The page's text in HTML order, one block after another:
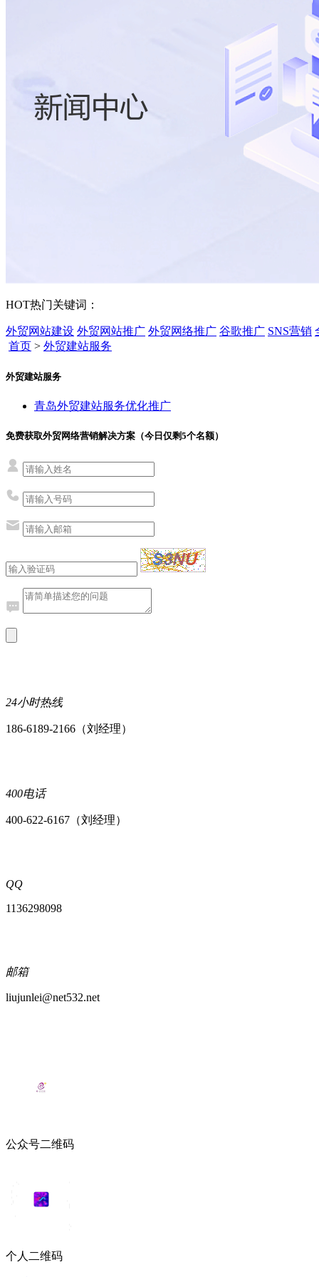
HOT热门关键词：
外贸网站建设 外贸网站推广 外贸网络推广 谷歌推广 SNS营销
首页 > 外贸建站服务
外贸建站服务
青岛外贸建站服务优化推广
免费获取外贸网络营销解决方案（今日仅剩5个名额）
24小时热线
186-6189-2166（刘经理）
400电话
400-622-6167（刘经理）
QQ
1136298098
邮箱
liujunlei@net532.net
公众号二维码
个人二维码